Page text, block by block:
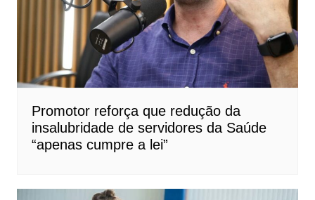
Promotor reforça que redução da
insalubridade de servidores da Saúde
“apenas cumpre a lei”